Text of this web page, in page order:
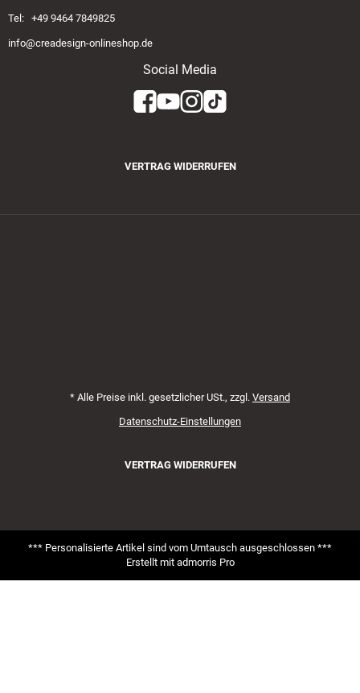
Tel: +49 9464 7849825
info@creadesign-onlineshop.de
Social Media
VERTRAG WIDERRUFEN
* Alle Preise inkl. gesetzlicher USt., zzgl. Versand
Datenschutz-Einstellungen
VERTRAG WIDERRUFEN
*** Personalisierte Artikel sind vom Umtausch ausgeschlossen ***
Erstellt mit admorris Pro